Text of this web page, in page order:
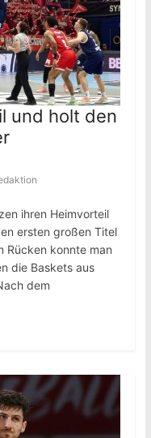
und holt den
ihren Heimvorteil
ersten großen Titel
Rücken konnte man
die Baskets aus
dem